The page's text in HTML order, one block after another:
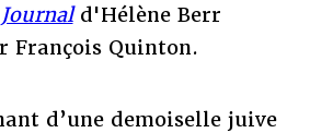
Journald'Hélène Berr
François Quinton.
d’une demoiselle juive